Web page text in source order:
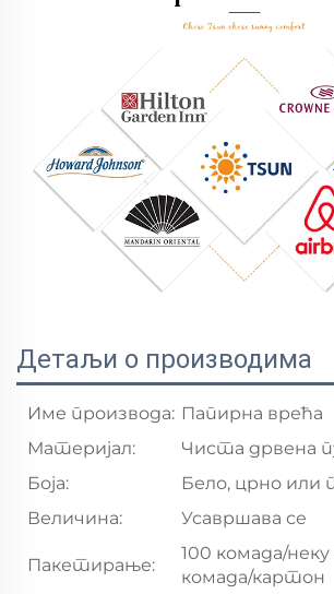
Детаљи о производима
Име производа: Папирна врећа
Материјал:
Чиста дрвена
Боја:
Бело, црно или
Величина:
Усавршава се
Пакетирање:
100 комада/неку
комада/картон